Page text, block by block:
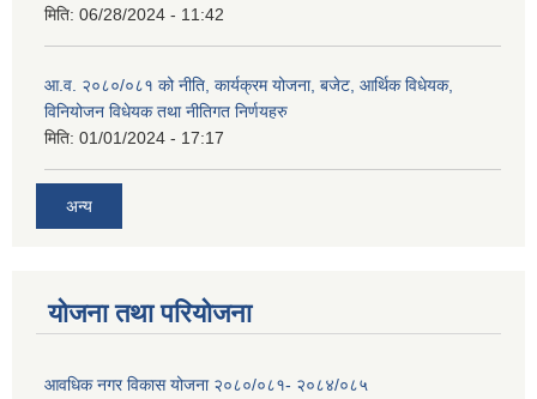
मिति: 06/28/2024 - 11:42
आ.व. २०८०/०८१ को नीति, कार्यक्रम योजना, बजेट, आर्थिक विधेयक,
विनियोजन विधेयक तथा नीतिगत निर्णयहरु
मिति: 01/01/2024 - 17:17
अन्य
योजना तथा परियोजना
आवधिक नगर विकास योजना २०८०/०८१- २०८४/०८५